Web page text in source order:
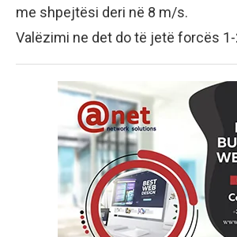
me shpejtësi deri në 8 m/s.
Valëzimi ne det do të jetë forcës